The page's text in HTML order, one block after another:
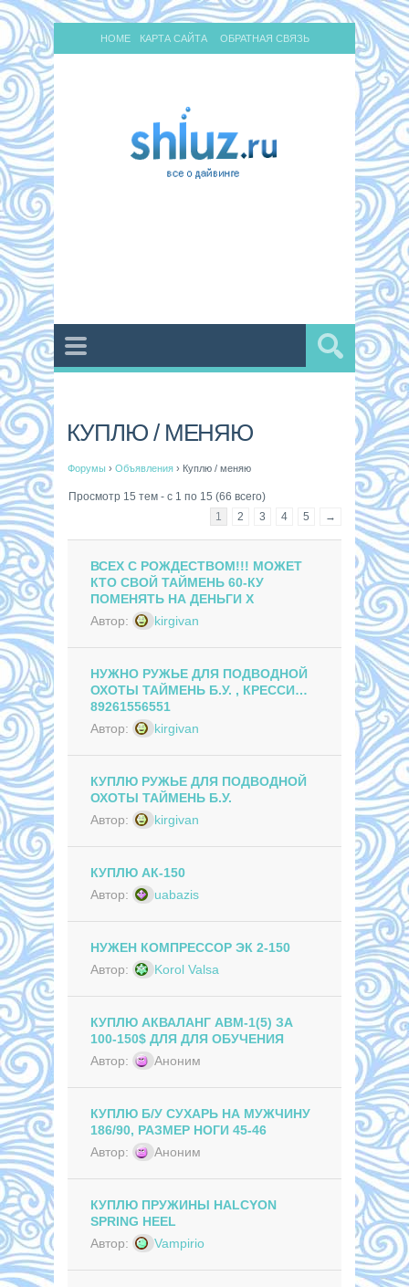
HOME КАРТА САЙТА ОБРАТНАЯ СВЯЗЬ
КУПЛЮ / МЕНЯЮ
Форумы › Объявления › Куплю / меняю
Просмотр 15 тем - с 1 по 15 (66 всего)
1
2 3 4 5 →
ВСЕХ С РОЖДЕСТВОМ!!! МОЖЕТ
КТО СВОЙ ТАЙМЕНЬ 60-КУ
ПОМЕНЯТЬ НА ДЕНЬГИ Х
Автор:
kirgivan
НУЖНО РУЖЬЕ ДЛЯ ПОДВОДНОЙ
ОХОТЫ ТАЙМЕНЬ Б.У. , КРЕССИ…
89261556551
Автор:
kirgivan
КУПЛЮ РУЖЬЕ ДЛЯ ПОДВОДНОЙ
ОХОТЫ ТАЙМЕНЬ Б.У.
Автор:
kirgivan
КУПЛЮ АК-150
Автор:
uabazis
НУЖЕН КОМПРЕССОР ЭК 2-150
Автор:
Korol Valsa
КУПЛЮ АКВАЛАНГ АВМ-1(5) ЗА
100-150$ ДЛЯ ДЛЯ ОБУЧЕНИЯ
Автор:
Аноним
КУПЛЮ Б/У СУХАРЬ НА МУЖЧИНУ
186/90, РАЗМЕР НОГИ 45-46
Автор:
Аноним
КУПЛЮ ПРУЖИНЫ HALCYON
SPRING HEEL
Автор:
Vampirio